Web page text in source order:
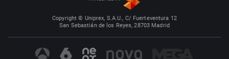
Copyright © Uniprex, S.A.U., C/ Fuerteventura 12
San Sebastián de los Reyes, 28703 Madrid